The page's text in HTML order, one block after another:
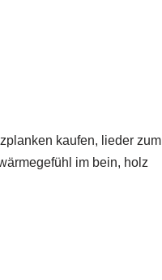
kaufen, lieder zum
im bein, holz